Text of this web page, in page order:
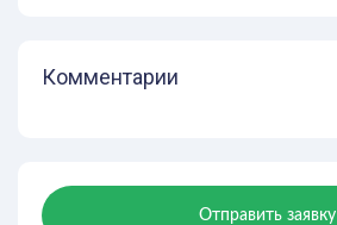
Комментарии
Отправить заявку